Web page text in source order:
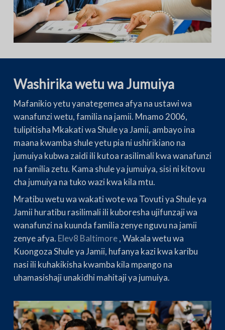
Washirika wetu wa Jumuiya
Mafanikio yetu yanategemea afya na ustawi wa
wanafunzi wetu, familia na jamii. Mnamo 2006,
tulipitisha Mkakati wa Shule ya Jamii, ambayo ina
maana kwamba shule yetu pia ni ushirikiano na
jumuiya kubwa zaidi ili kutoa rasilimali kwa wanafunzi
na familia zetu. Kama shule ya jumuiya, sisi ni kitovu
cha jumuiya na tuko wazi kwa kila mtu.
Mratibu wetu wa wakati wote wa Tovuti ya Shule ya
Jamii huratibu rasilimali ili kuboresha ujifunzaji wa
wanafunzi na kuunda familia zenye nguvu na jamii
zenye afya. Elev8 Baltimore, Wakala wetu wa
Kuongoza Shule ya Jamii, hufanya kazi kwa karibu
nasi ili kuhakikisha kwamba kila mpango na
uhamasishaji unakidhi mahitaji ya jumuiya.